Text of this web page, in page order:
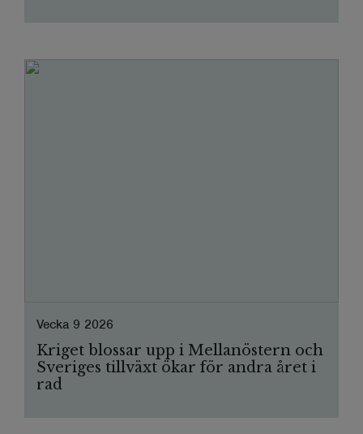
Vecka 9 2026
Kriget blossar upp i Mellanöstern och
Sveriges tillväxt ökar för andra året i
rad